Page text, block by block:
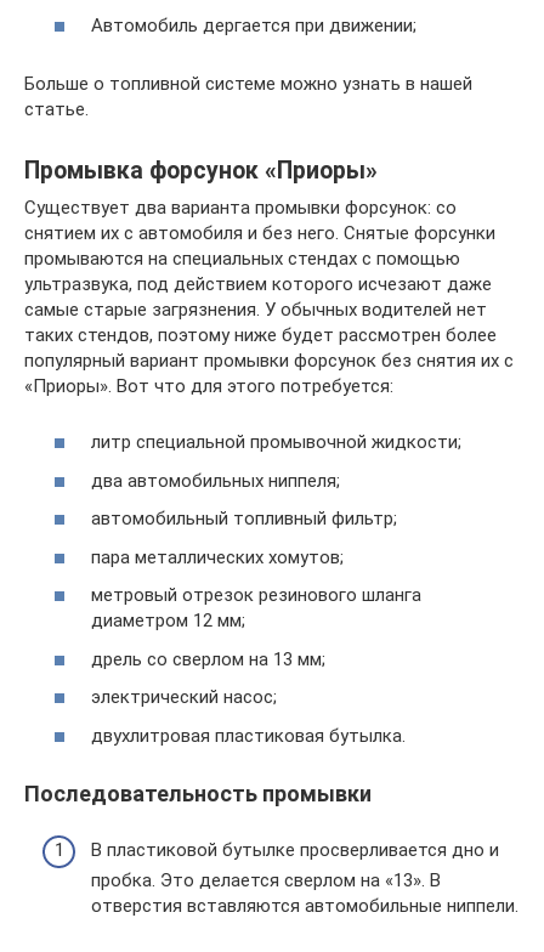
Автомобиль дергается при движении;
Больше о топливной системе можно узнать в нашей
статье.
Промывка форсунок «Приоры»
Существует два варианта промывки форсунок: со
снятием их с автомобиля и без него. Снятые форсунки
промываются на специальных стендах с помощью
ультразвука, под действием которого исчезают даже
самые старые загрязнения. У обычных водителей нет
таких стендов, поэтому ниже будет рассмотрен более
популярный вариант промывки форсунок без снятия их с
«Приоры». Вот что для этого потребуется:
литр специальной промывочной жидкости;
два автомобильных ниппеля;
автомобильный топливный фильтр;
пара металлических хомутов;
метровый отрезок резинового шланга
диаметром 12 мм;
дрель со сверлом на 13 мм;
электрический насос;
двухлитровая пластиковая бутылка.
Последовательность промывки
В пластиковой бутылке просверливается дно и
пробка. Это делается сверлом на «13». В
отверстия вставляются автомобильные ниппели.